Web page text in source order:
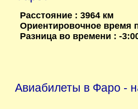
Расстояние : 3964 км
Ориентировочное время
Разница во времени : -
Авиабилеты в Фаро -